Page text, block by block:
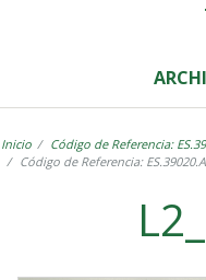
Inicio
Código de Referencia:
Código de Referencia: